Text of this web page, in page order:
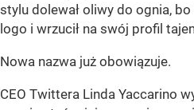
stylu dolewał oliwy do ognia,
logo i wrzucił na swój profil
Nowa nazwa już obowiązuje.
CEO Twittera Linda Yaccarino